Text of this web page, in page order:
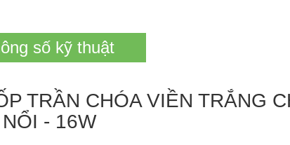
số kỹ thuật
TRẦN CHÓA VIỀN TRẮNG
NỔI - 16W